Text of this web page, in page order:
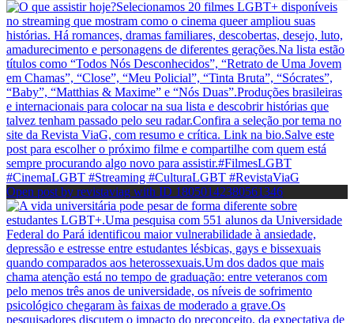
Open post by revistaviag with ID 18050142380561346